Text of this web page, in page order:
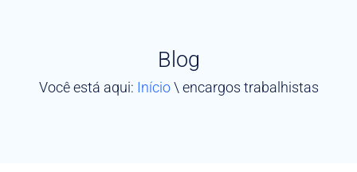
Blog
Você está aqui: Início\ encargos trabalhistas